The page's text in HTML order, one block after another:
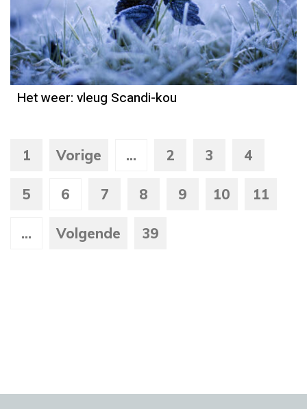
Het weer
Grieta Spannenburg
Het weer: vleug Scandi-kou
1 Vorige ... 2 3 4
5 6 7 8 9 10 11
... Volgende 39